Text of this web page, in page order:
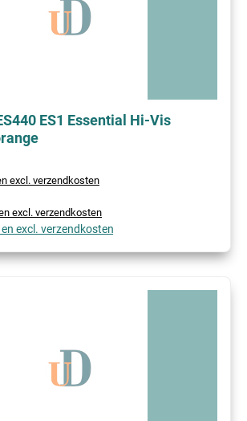
ES1 Essential Hi-Vis
excl. verzendkosten
excl. verzendkosten
excl. verzendkosten